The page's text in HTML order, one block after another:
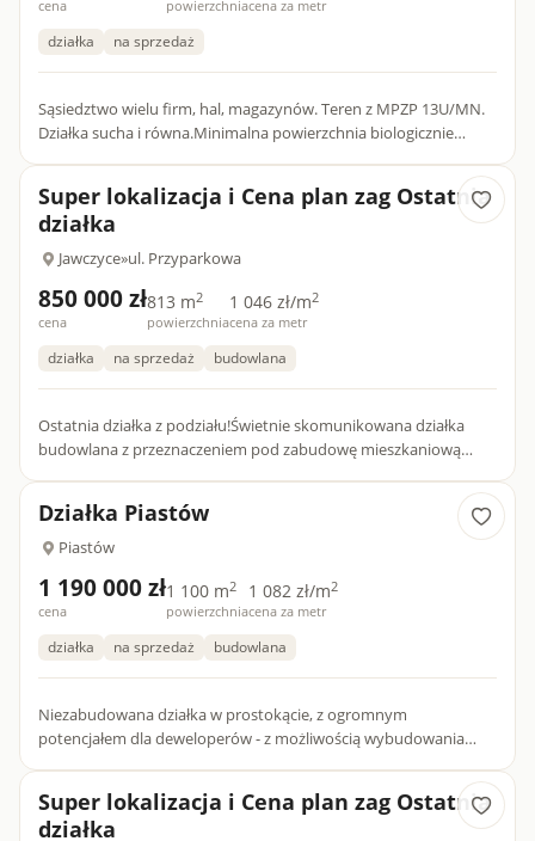
cena powierzchniacena za metr
działka na sprzedaż
Sąsiedztwo wielu firm, hal, magazynów. Teren z MPZP 13U/MN.
Działka sucha i równa.Minimalna powierzchnia biologicznie
Super lokalizacja i Cena plan zag Ostatnia
działka
Jawczyce»ul. Przyparkowa
850 000 zł
cena
813 m2
powierzchnia
1 046 zł/m2
cena za metr
działka na sprzedaż budowlana
Ostatnia działka z podziału!Świetnie skomunikowana działka
budowlana z przeznaczeniem pod zabudowę mieszkaniową
Działka Piastów
Piastów
1 190 000 zł
cena
1 100 m2
powierzchnia
1 082 zł/m2
cena za metr
działka na sprzedaż budowlana
Niezabudowana działka w prostokącie, z ogromnym
potencjałem dla deweloperów - z możliwością wybudowania
Super lokalizacja i Cena plan zag Ostatnia
działka